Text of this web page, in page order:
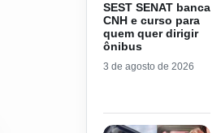
SEST SENAT banca
CNH e curso para
quem quer dirigir
ônibus
3 de agosto de 2026